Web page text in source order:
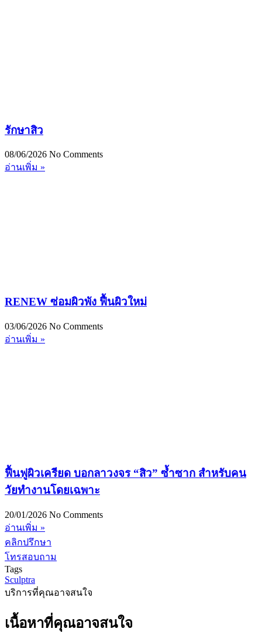
รักษาสิว
08/06/2026 No Comments
อ่านเพิ่ม »
RENEW ซ่อมผิวพัง ฟื้นผิวใหม่
03/06/2026 No Comments
อ่านเพิ่ม »
ฟื้นฟูผิวเครียด บอกลาวงจร “สิว” ซ้ำซาก สำหรับคน
วัยทำงานโดยเฉพาะ
20/01/2026 No Comments
อ่านเพิ่ม »
คลิกปรึกษา
โทรสอบถาม
Tags
Sculptra
บริการที่คุณอาจสนใจ
เนื้อหาที่คุณอาจสนใจ